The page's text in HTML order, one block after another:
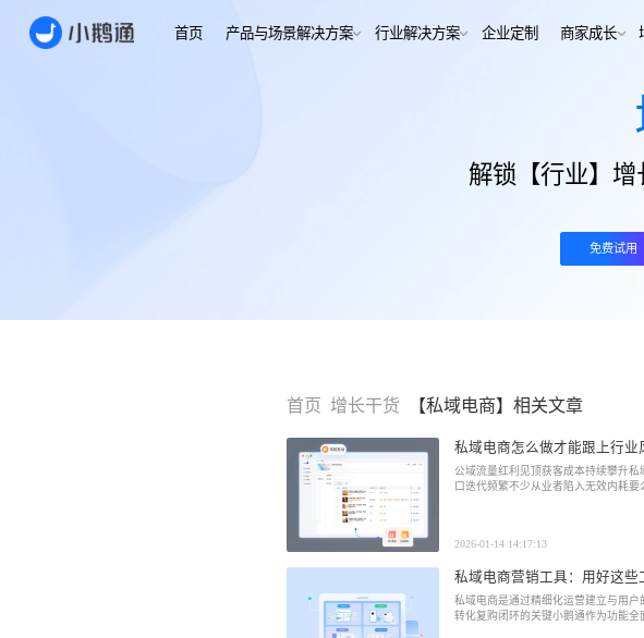
首页 产品与场景解决方案
如何提升私域复
全域获客
小程序商城
全行业全场景私域开店解决方案
社群圈子
深度链接粉丝，高品质社群运营
行业解决方案
如何提升私域复
合规、转化、AI+——12000+金
内容交付、用户留存、复购裂
企业服务
企业服务私域营销解决方案，
稳定运营工具
经营难题
服装行业
企业定制
解锁【行业】
免费试用
首页 增长干货 【私域电商】相关文章
私域电商怎么做才能跟上行
公域流量红利见顶获客成本持续攀升
口迭代频繁不少从业者陷入无效内耗
2026-01-14 14:17:13
私域电商营销工具：用好这些
私域电商是通过精细化运营建立与用
转化复购闭环的关键小鹅通作为功能